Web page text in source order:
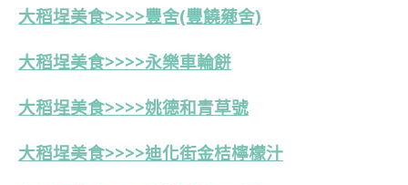
大稻埕美食>>>>豐舍(豐饒薌舍)
大稻埕美食>>>>永樂車輪餅
大稻埕美食>>>>姚德和青草號
大稻埕美食>>>>迪化街金桔檸檬汁